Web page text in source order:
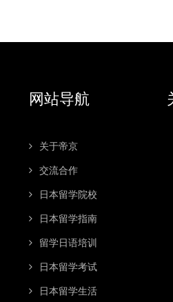
网站导航
关于帝京
交流合作
日本留学院校
日本留学指南
留学日语培训
日本留学考试
日本留学生活